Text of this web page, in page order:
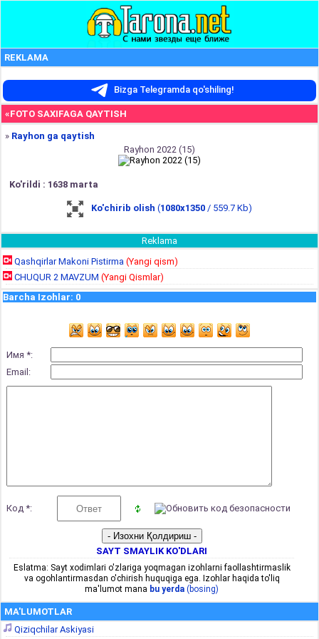
REKLAMA
Bizga Telegramda qo'shiling!
«FOTO SAXIFAGA QAYTISH
» Rayhon ga qaytish
Rayhon 2022 (15)
Ko'rildi : 1638 marta
Ko'chirib olish (1080x1350 / 559.7 Kb)
Reklama
Qashqirlar Makoni Pistirma (Yangi qism)
CHUQUR 2 MAVZUM (Yangi Qismlar)
Barcha Izohlar: 0
Имя *:
Email:
Код *:
SAYT SMAYLIK KO'DLARI
Eslatma: Sayt xodimlari o'zlariga yoqmagan izohlarni faollashtirmaslik
va ogohlantirmasdan o'chirish huquqiga ega. Izohlar haqida to'liq
ma'lumot mana bu yerda (bosing)
MA'LUMOTLAR
Qiziqchilar Askiyasi